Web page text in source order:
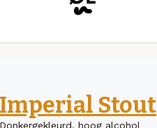
Imperial Stout
Donkergekleurd, hoog alcohol